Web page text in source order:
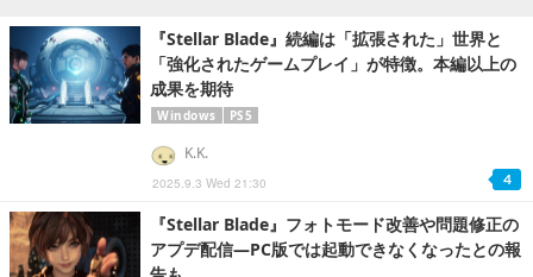
『Stellar Blade』続編は「拡張された」世界と
「強化されたゲームプレイ」が特徴。本編以上の
成果を期待
Windows PS5
2025.9.3 Wed 21:30
K.K.
4
『Stellar Blade』フォトモード改善や問題修正の
アプデ配信―PC版では起動できなくなったとの報